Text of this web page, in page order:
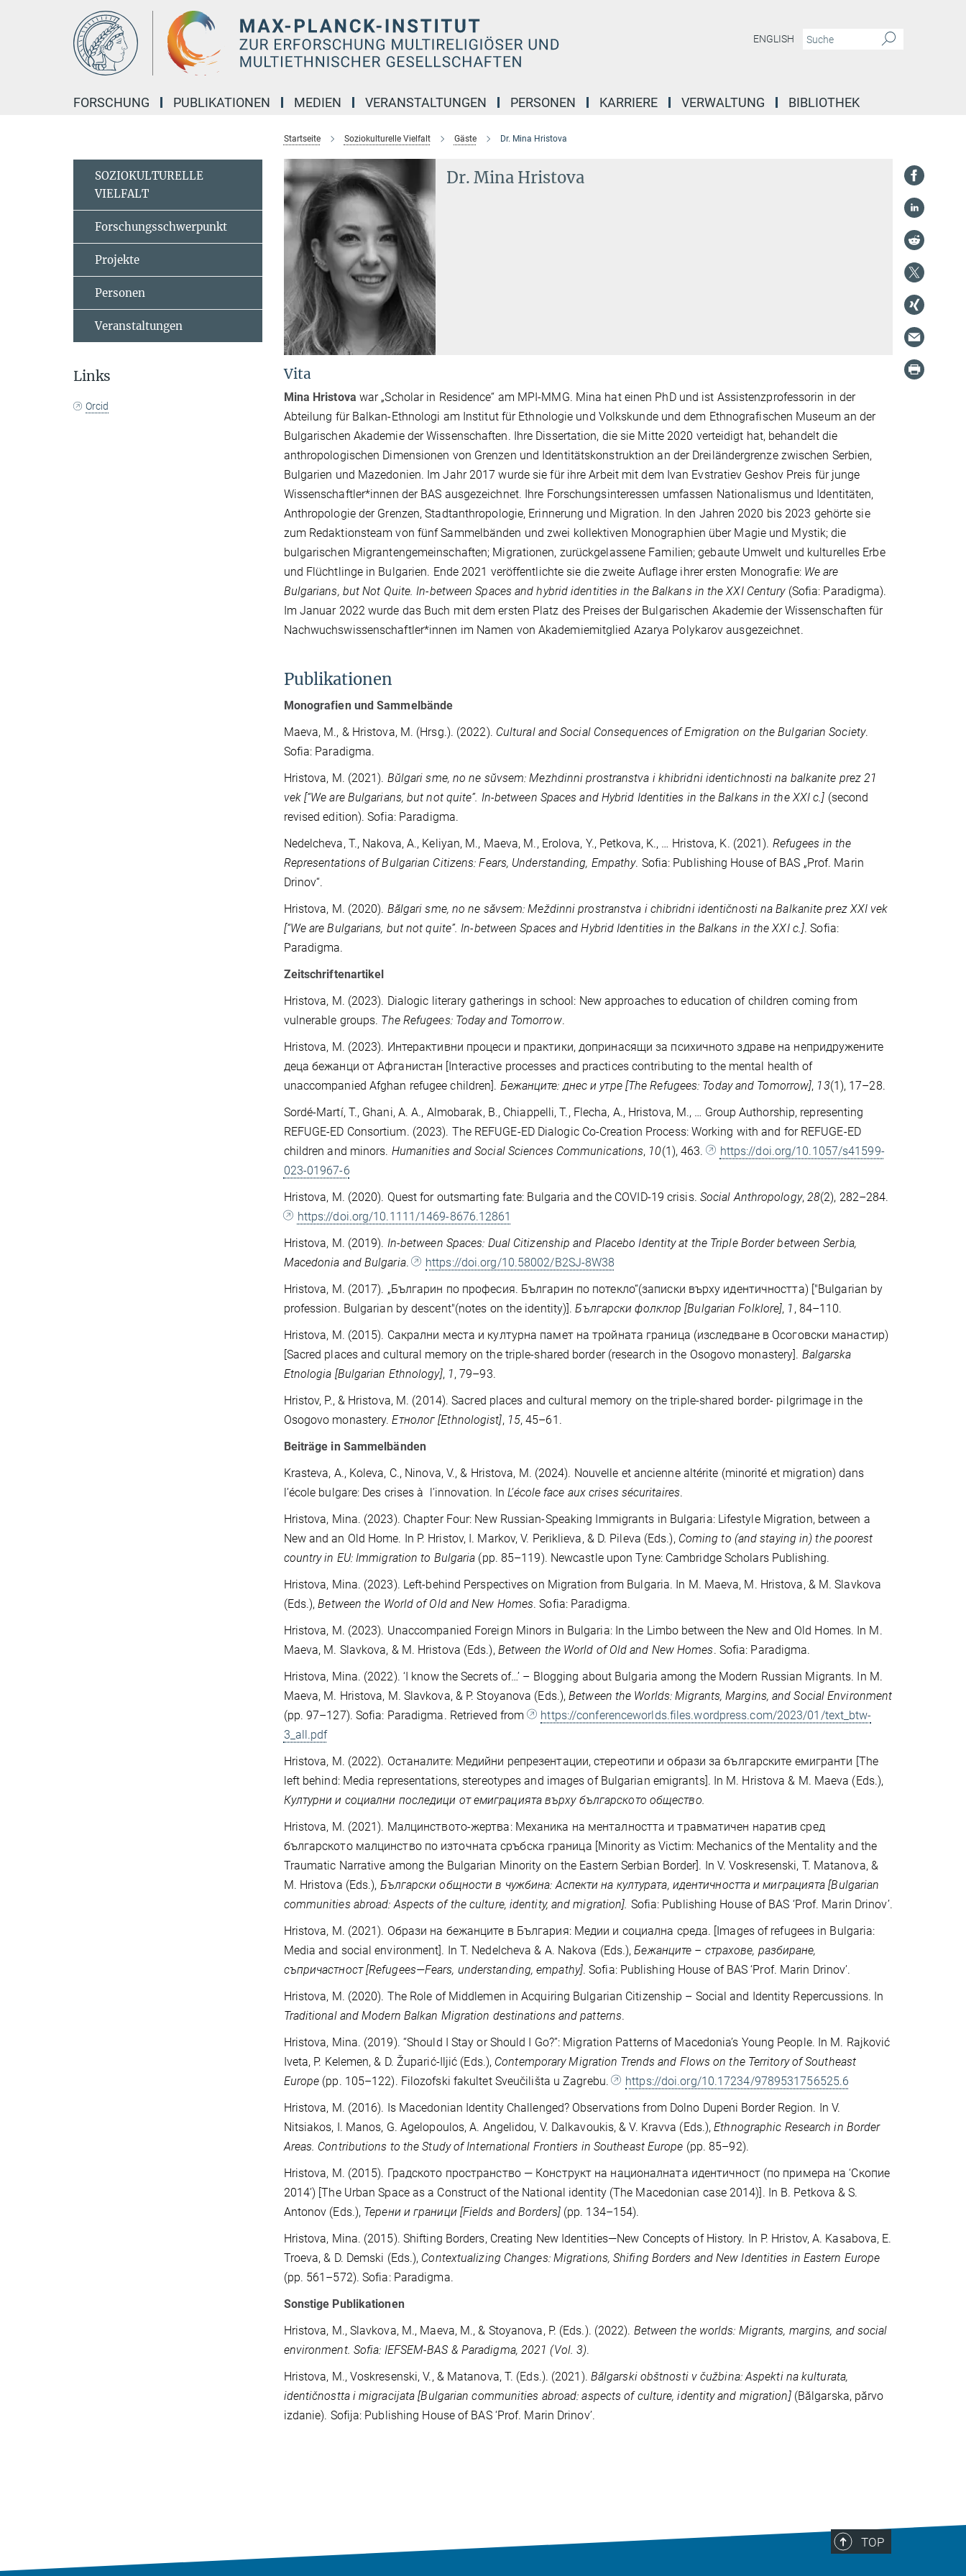
ENGLISH
FORSCHUNG PUBLIKATIONEN MEDIEN VERANSTALTUNGEN PERSONEN KARRIERE VERWALTUNG BIBLIOTHEK
Startseite Soziokulturelle Vielfalt Gäste Dr. Mina Hristova
Dr. Mina Hristova
Vita
Mina Hristova war „Scholar in Residence“ am MPI-MMG. Mina hat einen PhD und ist Assistenzprofessorin in der
Abteilung für Balkan-Ethnologi am Institut für Ethnologie und Volkskunde und dem Ethnografischen Museum an der
Bulgarischen Akademie der Wissenschaften. Ihre Dissertation, die sie Mitte 2020 verteidigt hat, behandelt die
anthropologischen Dimensionen von Grenzen und Identitätskonstruktion an der Dreiländergrenze zwischen Serbien,
Bulgarien und Mazedonien. Im Jahr 2017 wurde sie für ihre Arbeit mit dem Ivan Evstratiev Geshov Preis für junge
Wissenschaftler*innen der BAS ausgezeichnet. Ihre Forschungsinteressen umfassen Nationalismus und Identitäten,
Anthropologie der Grenzen, Stadtanthropologie, Erinnerung und Migration. In den Jahren 2020 bis 2023 gehörte sie
zum Redaktionsteam von fünf Sammelbänden und zwei kollektiven Monographien über Magie und Mystik; die
bulgarischen Migrantengemeinschaften; Migrationen, zurückgelassene Familien; gebaute Umwelt und kulturelles Erbe
und Flüchtlinge in Bulgarien. Ende 2021 veröffentlichte sie die zweite Auflage ihrer ersten Monografie: We are
Bulgarians, but Not Quite. In-between Spaces and hybrid identities in the Balkans in the XXI Century(Sofia: Paradigma).
Im Januar 2022 wurde das Buch mit dem ersten Platz des Preises der Bulgarischen Akademie der Wissenschaften für
Nachwuchswissenschaftler*innen im Namen von Akademiemitglied Azarya Polykarov ausgezeichnet.
Publikationen
Monografien und Sammelbände
Maeva, M., & Hristova, M. (Hrsg.). (2022). Cultural and Social Consequences of Emigration on the Bulgarian Society.
Sofia: Paradigma.
Hristova, M. (2021). Bŭlgari sme, no ne sŭvsem: Mezhdinni prostranstva i khibridni identichnosti na balkanite prez 21
vek [“We are Bulgarians, but not quite”. In-between Spaces and Hybrid Identities in the Balkans in the XXI c.] (second
revised edition). Sofia: Paradigma.
Nedelcheva, T., Nakova, A., Keliyan, M., Maeva, M., Erolova, Y., Petkova, K., … Hristova, K. (2021). Refugees in the
Representations of Bulgarian Citizens: Fears, Understanding, Empathy. Sofia: Publishing House of BAS „Prof. Marin
Drinov“.
Hristova, M. (2020). Bălgari sme, no ne săvsem: Meždinni prostranstva i chibridni identičnosti na Balkanite prez XXI vek
[“We are Bulgarians, but not quite”. In-between Spaces and Hybrid Identities in the Balkans in the XXI c.]. Sofia:
Paradigma.
Zeitschriftenartikel
Hristova, M. (2023). Dialogic literary gatherings in school: New approaches to education of children coming from
vulnerable groups. The Refugees: Today and Tomorrow.
Hristova, M. (2023). Интерактивни процеси и практики, допринасящи за психичното здраве на непридружените
деца бежанци от Афганистан [Interactive processes and practices contributing to the mental health of
unaccompanied Afghan refugee children]. Бежанците: днес и утре [The Refugees: Today and Tomorrow], 13(1), 17–28.
Sordé-Martí, T., Ghani, A. A., Almobarak, B., Chiappelli, T., Flecha, A., Hristova, M., … Group Authorship, representing
REFUGE-ED Consortium. (2023). The REFUGE-ED Dialogic Co-Creation Process: Working with and for REFUGE-ED
children and minors. Humanities and Social Sciences Communications, 10(1), 463.
https://doi.org/10.1057/s41599-
023-01967-6
Hristova, M. (2020). Quest for outsmarting fate: Bulgaria and the COVID‐19 crisis. Social Anthropology, 28(2), 282–284.
https://doi.org/10.1111/1469-8676.12861
Hristova, M. (2019). In-between Spaces: Dual Citizenship and Placebo Identity at the Triple Border between Serbia,
Macedonia and Bulgaria.
https://doi.org/10.58002/B2SJ-8W38
Hristova, M. (2017). „Българин по професия. Българин по потекло“(записки върху идентичността) ["Bulgarian by
profession. Bulgarian by descent"(notes on the identity)].Български фолклор [Bulgarian Folklore], 1 , 84–110.
Hristova, M. (2015). Сакрални места и културна памет на тройната граница (изследване в Осоговски манастир)
[Sacred places and cultural memory on the triple-shared border (research in the Osogovo monastery]. Balgarska
Etnologia [Bulgarian Ethnology], 1, 79–93.
Hristov, P., & Hristova, M. (2014). Sacred places and cultural memory on the triple-shared border- pilgrimage in the
Osogovo monastery.Етнолог [Ethnologist], 15, 45–61.
Beiträge in Sammelbänden
Krasteva, A., Koleva, C., Ninova, V., & Hristova, M. (2024). Nouvelle et ancienne altérite (minorité et migration) dans
l’école bulgare: Des crises à l’innovation. InL’école face aux crises sécuritaires.
Hristova, Mina. (2023). Chapter Four: New Russian-Speaking Immigrants in Bulgaria: Lifestyle Migration, bеtween a
New and an Old Home. In P. Hristov, I. Markov, V. Periklieva, & D. Pileva (Eds.), Coming to (and staying in) the poorest
country in EU: Immigration to Bulgaria (pp. 85–119). Newcastle upon Tyne: Cambridge Scholars Publishing.
Hristova, Mina. (2023). Left-behind Perspectives on Migration from Bulgaria. In M. Maeva, M. Hristova, & M. Slavkova
(Eds.),Between the World of Old and New Homes. Sofia: Paradigma.
Hristova, M. (2023). Unaccompanied Foreign Minors in Bulgaria: In the Limbo between the New and Old Homes. In M.
Maeva, M. Slavkova, & M. Hristova (Eds.), Between the World of Old and New Homes. Sofia: Paradigma.
Hristova, Mina. (2022). ‘I know the Secrets of…’ – Blogging about Bulgaria among the Modern Russian Migrants. In M.
Maeva, M. Hristova, M. Slavkova, & P. Stoyanova (Eds.),Between the Worlds: Migrants, Margins, and Social Environment
(pp. 97–127). Sofia: Paradigma. Retrieved from
https://conferenceworlds.files.wordpress.com/2023/01/text_btw-
3_all.pdf
Hristova, M. (2022). Останалите: Медийни репрезентации, стереотипи и образи за българските емигранти [The
left behind: Media representations, stereotypes and images of Bulgarian emigrants]. In M. Hristova & M. Maeva (Eds.),
Културни и социални последици от емиграцията върху българското общество.
Hristova, M. (2021). Малцинството-жертва: Механика на менталността и травматичен наратив сред
българското малцинство по източната сръбска граница [Minority as Victim: Mechanics of the Mentality and the
Traumatic Narrative among the Bulgarian Minority on the Eastern Serbian Border]. In V. Voskresenski, T. Matanova, &
M. Hristova (Eds.), Български общности в чужбина: Аспекти на културата, идентичността и миграцията [Bulgarian
communities abroad: Aspects of the culture, identity, and migration]. Sofia: Publishing House of BAS ‘Prof. Marin Drinov’.
Hristova, M. (2021). Образи на бежанците в България: Медии и социална среда. [Images of refugees in Bulgaria:
Media and social environment]. In T. Nedelcheva & A. Nakova (Eds.),Бежанците – страхове, разбиране,
съпричастност [Refugees—Fears, understanding, empathy]. Sofia: Publishing House of BAS ‘Prof. Marin Drinov’.
Hristova, M. (2020). The Role of Middlemen in Acquiring Bulgarian Citizenship – Social and Identity Repercussions. In
Traditional and Modern Balkan Migration destinations and patterns.
Hristova, Mina. (2019). “Should I Stay or Should I Go?”: Migration Patterns of Macedonia’s Young People. In M. Rajković
Iveta, P. Kelemen, & D. Župarić-Iljić (Eds.), Contemporary Migration Trends and Flows on the Territory of Southeast
Europe (pp. 105–122). Filozofski fakultet Sveučilišta u Zagrebu.
https://doi.org/10.17234/9789531756525.6
Hristova, M. (2016). Is Macedonian Identity Challenged? Observations from Dolno Dupeni Border Region. In V.
Nitsiakos, I. Manos, G. Agelopoulos, A. Angelidou, V. Dalkavoukis, & V. Kravva (Eds.),Ethnographic Research in Border
Areas. Contributions to the Study of International Frontiers in Southeast Europe (pp. 85–92).
Hristova, M. (2015). Градското пространство — Конструкт на националната идентичност (по примера на ‘Скопие
2014’) [The Urban Space as a Construct of the National identity (The Macedonian case 2014)]. In B. Petkova & S.
Antonov (Eds.), Терени и граници [Fields and Borders](pp. 134–154).
Hristova, Mina. (2015). Shifting Borders, Creating New Identities—New Concepts of History. In P. Hristov, A. Kasabova, E.
Troeva, & D. Demski (Eds.), Contextualizing Changes: Migrations, Shifing Borders and New Identities in Eastern Europe
(pp. 561–572). Sofia: Paradigma.
Sonstige Publikationen
Hristova, M., Slavkova, M., Maeva, M., & Stoyanova, P. (Eds.). (2022). Between the worlds: Migrants, margins, and social
environment. Sofia: IEFSEM-BAS & Paradigma, 2021 (Vol. 3).
Hristova, M., Voskresenski, V., & Matanova, T. (Eds.). (2021). Bălgarski obštnosti v čužbina: Aspekti na kulturata,
identičnostta i migracijata [Bulgarian communities abroad: aspects of culture, identity and migration](Bălgarska, părvo
izdanie). Sofija: Publishing House of BAS ‘Prof. Marin Drinov’.
SOZIOKULTURELLE
VIELFALT
Forschungsschwerpunkt
Projekte
Personen
Veranstaltungen
Links
Orcid
TOP